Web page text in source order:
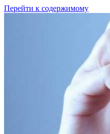
Перейти к содержимому